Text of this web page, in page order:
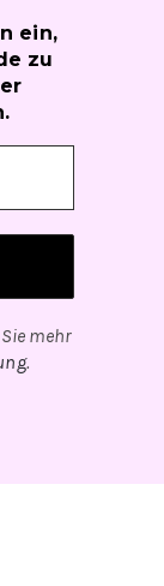
ein,
zu
mehr
.